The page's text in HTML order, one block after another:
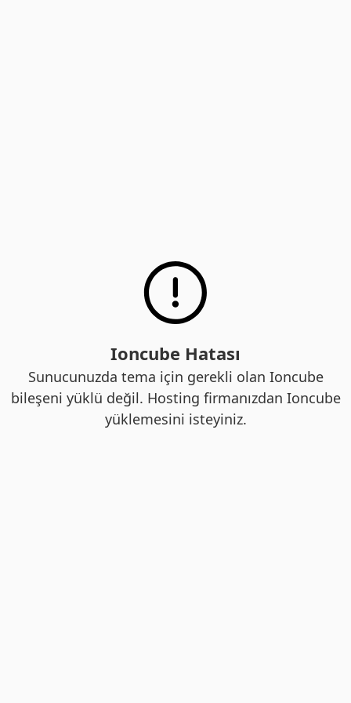
Ioncube Hatası
Sunucunuzda tema için gerekli olan Ioncube
bileşeni yüklü değil. Hosting firmanızdan Ioncube
yüklemesini isteyiniz.